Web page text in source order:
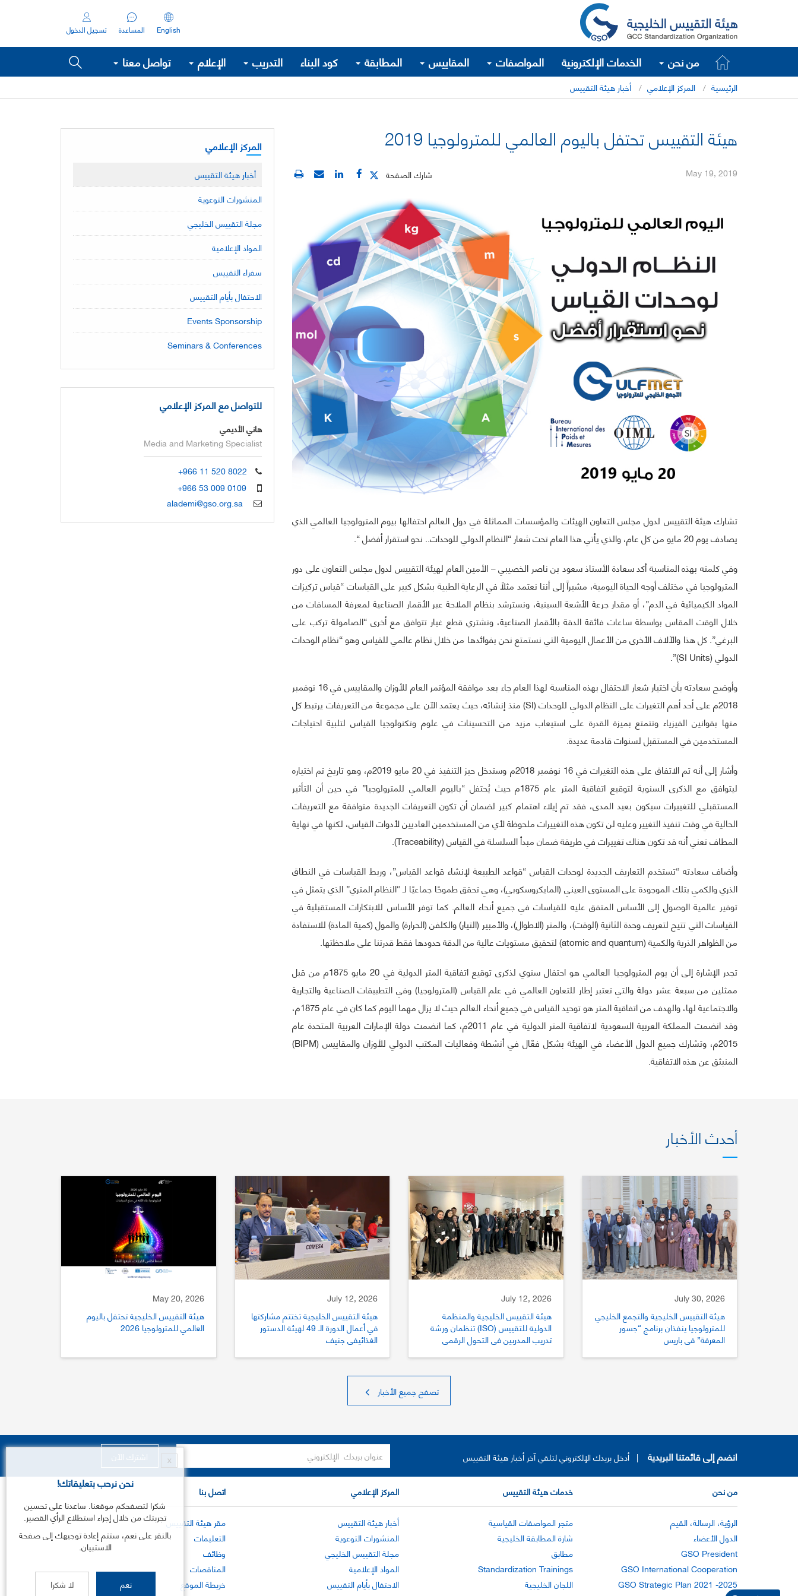
English المساعدة تسجيل الدخول
من نحن الخدمات الإلكترونية المواصفات المقاييس المطابقة كود البناء التدريب الإعلام تواصل معنا
الرئيسية المركز الإعلامي أخبار هيئة التقييس
هيئة التقييس تحتفل باليوم العالمي للمترولوجيا 2019
شارك الصفحة May 19, 2019
تشارك هيئة التقييس لدول مجلس التعاون الهيئات والمؤسسات المماثلة في دول العالم احتفالها بيوم المترولوجيا العالمي الذي
يصادف يوم 20 مايو من كل عام، والذي يأتي هذا العام تحت شعار “النظام الدولي للوحدات.. نحو استقرار أفضل “.
وفي كلمته بهذه المناسبة أكد سعادة الأستاذ سعود بن ناصر الخصيبي – الأمين العام لهيئة التقييس لدول مجلس التعاون على دور
المترولوجيا في مختلف أوجه الحياة اليومية، مشيراً إلى أننا نعتمد مثلاً في الرعاية الطبية بشكل كبير على القياسات “قياس تركيزات
المواد الكيميائية في الدم”، أو مقدار جرعة الأشعة السينية، ونسترشد بنظام الملاحة عبر الأقمار الصناعية لمعرفة المسافات من
خلال الوقت المقاس بواسطة ساعات فائقة الدقة بالأقمار الصناعية، ونشتري قطع غيار تتوافق مع أخرى “الصامولة تركب على
البرغي”. كل هذا والآلاف الأخرى من الأعمال اليومية التي نستمتع نحن بفوائدها من خلال نظام عالمي للقياس وهو “نظام الوحدات
الدولي (SI Units)”.
وأوضح سعادته بأن اختيار شعار الاحتفال بهذه المناسبة لهذا العام جاء بعد موافقة المؤتمر العام للأوزان والمقاييس في 16 نوفمبر
2018م على أحد أهم التغيرات على النظام الدولي للوحدات (SI) منذ إنشائه، حيث يعتمد الآن على مجموعة من التعريفات يرتبط كل
منها بقوانين الفيزياء وتتمتع بميزة القدرة على استيعاب مزيد من التحسينات في علوم وتكنولوجيا القياس لتلبية احتياجات
المستخدمين في المستقبل لسنوات قادمة عديدة.
وأشار إلى أنه تم الاتفاق على هذه التغيرات في 16 نوفمبر 2018م وستدخل حيز التنفيذ في 20 مايو 2019م، وهو تاريخ تم اختياره
ليتوافق مع الذكرى السنوية لتوقيع اتفاقية المتر عام 1875م حيث يُحتفل “باليوم العالمي للمترولوجيا” في حين أن التأثير
المستقبلي للتغييرات سيكون بعيد المدى، فقد تم إيلاء اهتمام كبير لضمان أن تكون التعريفات الجديدة متوافقة مع التعريفات
الحالية في وقت تنفيذ التغيير وعليه لن تكون هذه التغييرات ملحوظة لأي من المستخدمين العاديين لأدوات القياس، لكنها في نهاية
المطاف تعني أنه قد تكون هناك تغييرات في طريقة ضمان مبدأ السلسلة في القياس (Traceability).
وأضاف سعادته “تستخدم التعاريف الجديدة لوحدات القياس “قواعد الطبيعة لإنشاء قواعد القياس”، وربط القياسات في النطاق
الذري والكمي بتلك الموجودة على المستوى العيني (المايكروسكوبي)، وهي تحقق طموحًا جماعيًا لـ “النظام المتري” الذي يتمثل في
توفير عالمية الوصول إلى الأساس المتفق عليه للقياسات في جميع أنحاء العالم. كما توفر الأساس للابتكارات المستقبلية في
القياسات التي تتيح لتعريف وحدة الثانية (الوقت)، والمتر (الاطوال)، والأمبير (التيار) والكلفن (الحرارة) والمول (كمية المادة) للاستفادة
من الظواهر الذرية والكمية (atomic and quantum) لتحقيق مستويات عالية من الدقة حدودها فقط قدرتنا على ملاحظتها.
تجدر الإشارة إلى أن يوم المترولوجيا العالمي هو احتفال سنوي لذكرى توقيع اتفاقية المتر الدولية في 20 مايو 1875م من قبل
ممثلين من سبعة عشر دولة والتي تعتبر إطار للتعاون العالمي في علم القياس (المترولوجيا) وفي التطبيقات الصناعية والتجارية
والاجتماعية لها، والهدف من اتفاقية المتر هو توحيد القياس في جميع أنحاء العالم حيث لا يزال مهما اليوم كما كان في عام 1875م،
وقد انضمت المملكة العربية السعودية لاتفاقية المتر الدولية في عام 2011م، كما انضمت دولة الإمارات العربية المتحدة عام
2015م، وتشارك جميع الدول الأعضاء في الهيئة بشكل فعّال في أنشطة وفعاليات المكتب الدولي للأوزان والمقاييس (BIPM)
المنبثق عن هذه الاتفاقية.
المركز الإعلامي
أخبار هيئة التقييس
المنشورات التوعوية
مجلة التقييس الخليجي
المواد الإعلامية
سفراء التقييس
الاحتفال بأيام التقييس
Events Sponsorship
Seminars & Conferences
للتواصل مع المركز الإعلامي
هاني الأديمي
Media and Marketing Specialist
+966 11 520 8022
+966 53 009 0109
alademi@gso.org.sa
أحدث الأخبار
July 30, 2026
هيئة التقييس الخليجية والتجمع الخليجي
للمترولوجيا ينفذان برنامج “جسور
المعرفة” في باريس
July 12, 2026
هيئة التقييس الخليجية والمنظمة
الدولية للتقييس (ISO) تنظمان ورشة
تدريب المدربين في التحول الرقمي
July 12, 2026
هيئة التقييس الخليجية تختتم مشاركتها
في أعمال الدورة الـ 49 لهيئة الدستور
الغذائيفي جنيف
May 20, 2026
هيئة التقييس الخليجية تحتفل باليوم
العالمي للمترولوجيا 2026
تصفح جميع الأخبار
انضم إلى قائمتنا البريدية | أدخل بريدك الإلكتروني لتلقي آخر أخبار هيئة التقييس
من نحن
الرؤية، الرسالة، القيم
الدول الأعضاء
GSO President
GSO International Cooperation
GSO Strategic Plan 2021 -2025
خدمات هيئة التقييس
متجر المواصفات القياسية
شارة المطابقة الخليجية
مطابق
Standardization Trainings
اللجان الخليجية
المركز الإعلامي
أخبار هيئة التقييس
المنشورات التوعوية
مجلة التقييس الخليجي
المواد الإعلامية
الاحتفال بأيام التقييس
اتصل بنا
مقر هيئة التقييس
التعليمات
وظائف
المناقصات
خريطة الموقع
X
نحن نرحب بتعليقاتك!
شكرا لتصفحكم موقعنا. ساعدنا على تحسين
تجربتك من خلال إجراء استطلاع الرأي القصير.
بالنقر على نعم، ستتم إعادة توجيهك إلى صفحة
الاستبيان.
نعم لا شكرا